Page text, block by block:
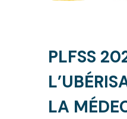
PLFSS
LA